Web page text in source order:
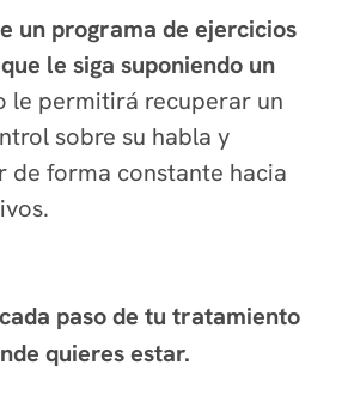
un programa de ejercicios
le siga suponiendo un
le permitirá recuperar un
sobre su habla y
de forma constante hacia
cada paso de tu tratamiento
quieres estar.